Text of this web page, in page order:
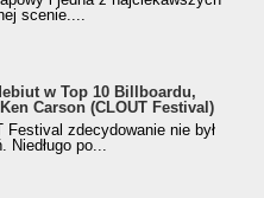
scenie....
w Top 10 Billboardu,
Carson (CLOUT Festival)
Festival zdecydowanie nie był
Niedługo po...